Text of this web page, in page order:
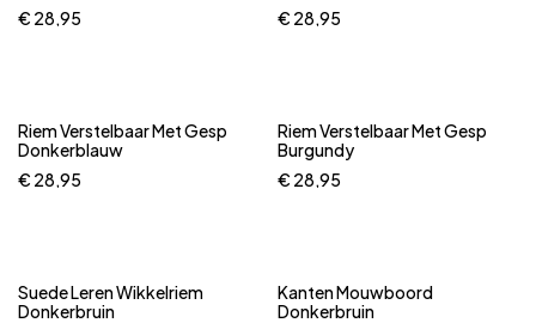
€ 28,95
€ 28,95
Riem Verstelbaar Met Gesp
Donkerblauw
€ 28,95
Riem Verstelbaar Met Gesp
Burgundy
€ 28,95
Suede Leren Wikkelriem
Donkerbruin
Kanten Mouwboord
Donkerbruin